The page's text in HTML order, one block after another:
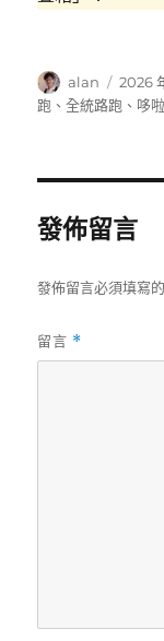
作
者
alan
發
佈
2026
跑 、全統路跑 、 哆
發佈留言
發佈留言必須填寫
留言 *